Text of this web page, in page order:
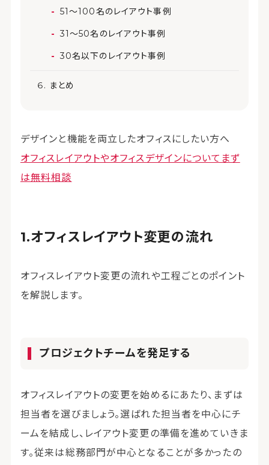
51～100名のレイアウト事例
31～50名のレイアウト事例
30名以下のレイアウト事例
まとめ
デザインと機能を両立したオフィスにしたい方へ
オフィスレイアウトやオフィスデザインについてまず
は無料相談
オフィスレイアウト変更の流れ
オフィスレイアウト変更の流れや工程ごとのポイント
を解説します。
プロジェクトチームを発足する
オフィスレイアウトの変更を始めるにあたり、まずは
担当者を選びましょう。選ばれた担当者を中心にチ
ームを結成し、レイアウト変更の準備を進めていきま
す。従来は総務部門が中心となることが多かったの